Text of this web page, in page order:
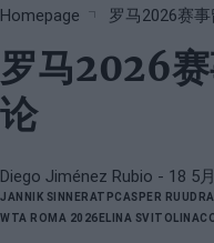
Homepage 罗马2026赛
罗马2026
论
Diego Jiménez Rubio - 18 5
JANNIK SINNERATPCASPER RUUD
WTA ROMA 2026 ELINA SVITOLINA